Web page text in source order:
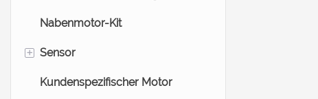
Nabenmotor-Kit
+ Sensor
Elektrischer Fahrradsensor
Kundenspezifischer Motor